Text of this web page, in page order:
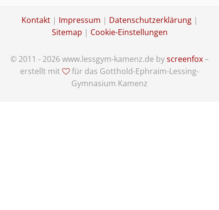
Kontakt| Impressum | Datenschutzerklärung|
Sitemap | Cookie-Einstellungen
© 2011 - 2026 www.lessgym-kamenz.de byscreenfox–
erstellt mit
für das Gotthold-Ephraim-Lessing-
Gymnasium Kamenz